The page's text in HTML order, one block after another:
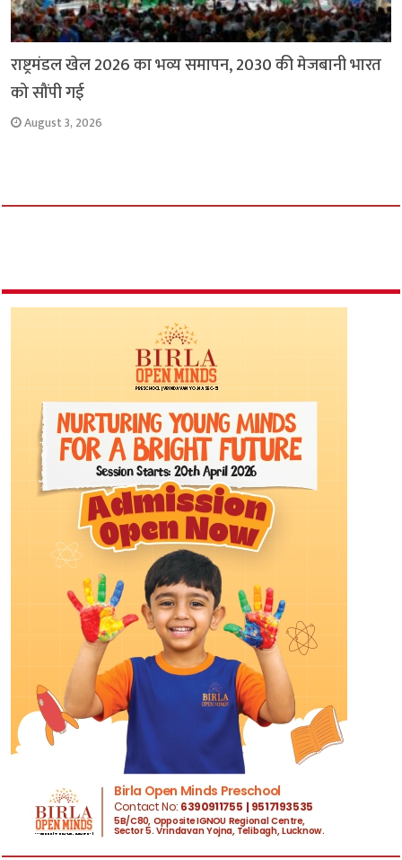
राष्ट्रमंडल खेल 2026 का भव्य समापन, 2030 की मेजबानी भारत
को सौंपी गई
August 3, 2026